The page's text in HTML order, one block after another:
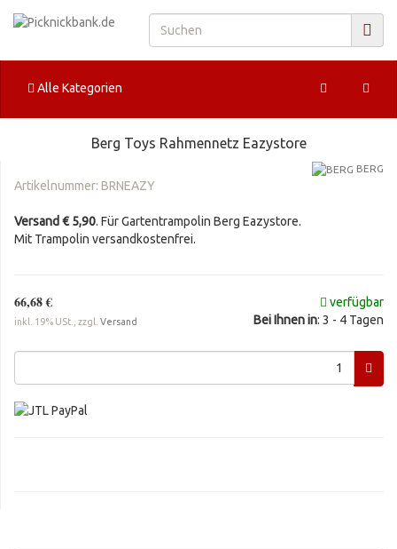
Alle Kategorien
Berg Toys Rahmennetz Eazystore
BERG
Artikelnummer: BRNEAZY
Versand € 5,90. Für Gartentrampolin Berg Eazystore.
Mit Trampolin versandkostenfrei.
66,68 €
inkl. 19% USt., zzgl. Versand
verfügbar
Bei Ihnen in: 3 - 4 Tagen